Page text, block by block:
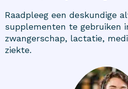
Raadpleeg een deskundige
supplementen te gebruiken
zwangerschap, lactatie,
ziekte.